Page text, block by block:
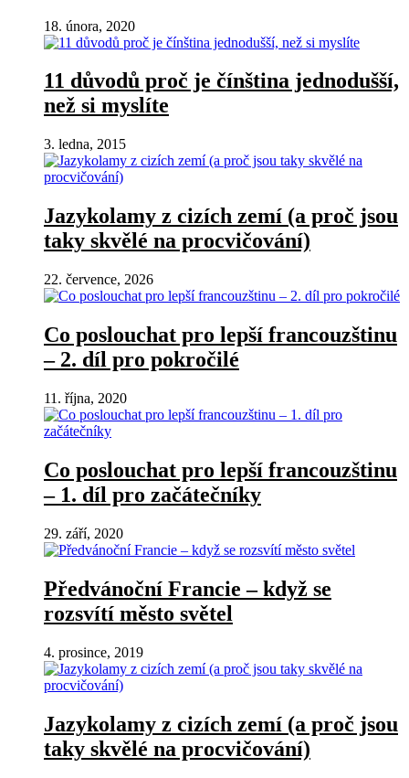
18. února, 2020
11 důvodů proč je čínština jednodušší,
než si myslíte
3. ledna, 2015
Jazykolamy z cizích zemí (a proč jsou
taky skvělé na procvičování)
22. července, 2026
Co poslouchat pro lepší francouzštinu
– 2. díl pro pokročilé
11. října, 2020
Co poslouchat pro lepší francouzštinu
– 1. díl pro začátečníky
29. září, 2020
Předvánoční Francie – když se
rozsvítí město světel
4. prosince, 2019
Jazykolamy z cizích zemí (a proč jsou
taky skvělé na procvičování)